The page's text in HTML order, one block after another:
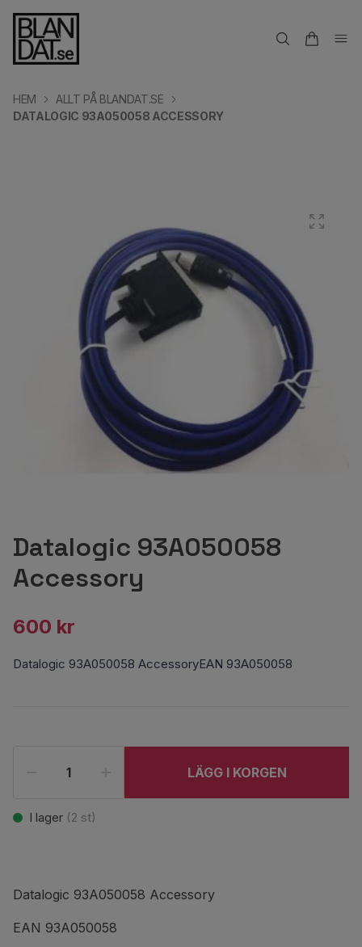
HEM
ALLT PÅ BLANDAT.SE
DATALOGIC 93A050058 ACCESSORY
Datalogic 93A050058
Accessory
600 kr
Datalogic 93A050058 AccessoryEAN 93A050058
LÄGG I KORGEN
I lager (2 st)
Datalogic 93A050058 Accessory
EAN 93A050058